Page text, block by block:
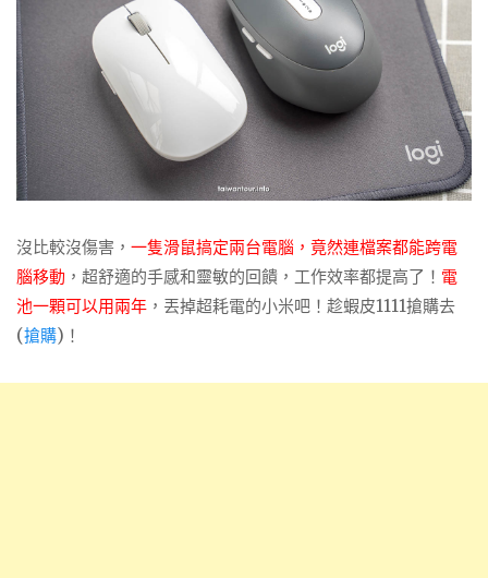
沒比較沒傷害， 一隻滑鼠搞定兩台電腦，竟然連檔案都能跨電
腦移動 ，超舒適的手感和靈敏的回饋，工作效率都提高了！ 電
池一顆可以用兩年 ，丟掉超耗電的小米吧！趁蝦皮1111搶購去
(搶購)！